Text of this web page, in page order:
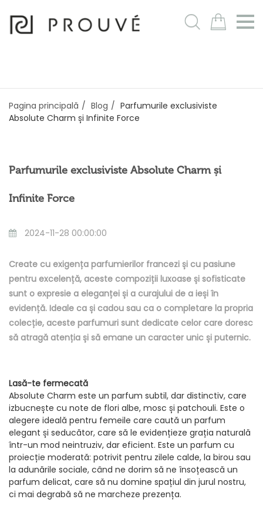
m
Pagina principală Blog
Parfumurile exclusiviste
Absolute Charm și Infinite Force
Parfumurile exclusiviste Absolute Charm și
Infinite Force
2024-11-28 00:00:00
Create cu exigența parfumierilor francezi și cu pasiune
pentru excelență, aceste compoziții luxoase și sofisticate
sunt o expresie a eleganței și a curajului de a ieși în
evidență. Ideale ca și cadou sau ca o completare la propria
colecție, aceste parfumuri sunt dedicate celor care doresc
să atragă atenția și să emane un caracter unic și puternic.
Lasă-te fermecată
Absolute Charm este un parfum subtil, dar distinctiv, care
izbucnește cu note de flori albe, mosc și patchouli. Este o
alegere ideală pentru femeile care caută un parfum
elegant și seducător, care să le evidențieze grația naturală
într-un mod neintruziv, dar eficient. Este un parfum cu
proiecție moderată: potrivit pentru zilele calde, la birou sau
la adunările sociale, când ne dorim să ne însoțească un
parfum delicat, care să nu domine spațiul din jurul nostru,
ci mai degrabă să ne marcheze prezența.